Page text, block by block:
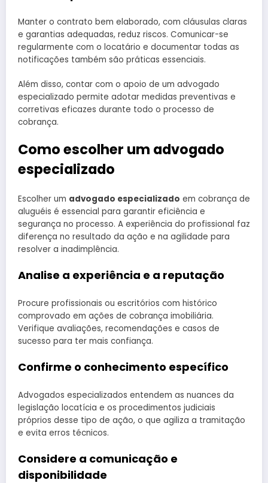
Manter o contrato bem elaborado, com cláusulas claras
e garantias adequadas, reduz riscos. Comunicar-se
regularmente com o locatário e documentar todas as
notificações também são práticas essenciais.
Além disso, contar com o apoio de um advogado
especializado permite adotar medidas preventivas e
corretivas eficazes durante todo o processo de
cobrança.
Como escolher um advogado
especializado
Escolher um advogado especializado em cobrança de
aluguéis é essencial para garantir eficiência e
segurança no processo. A experiência do profissional faz
diferença no resultado da ação e na agilidade para
resolver a inadimplência.
Analise a experiência e a reputação
Procure profissionais ou escritórios com histórico
comprovado em ações de cobrança imobiliária.
Verifique avaliações, recomendações e casos de
sucesso para ter mais confiança.
Confirme o conhecimento específico
Advogados especializados entendem as nuances da
legislação locatícia e os procedimentos judiciais
próprios desse tipo de ação, o que agiliza a tramitação
e evita erros técnicos.
Considere a comunicação e
disponibilidade